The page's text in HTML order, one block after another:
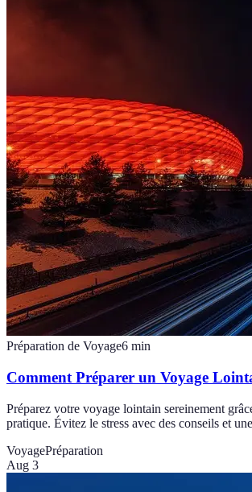
Préparation de Voyage6 min
Comment Préparer un Voyage
Préparez votre voyage lointain sereinement
pratique. Évitez le stress avec des conseils et
VoyagePréparation
Aug 3